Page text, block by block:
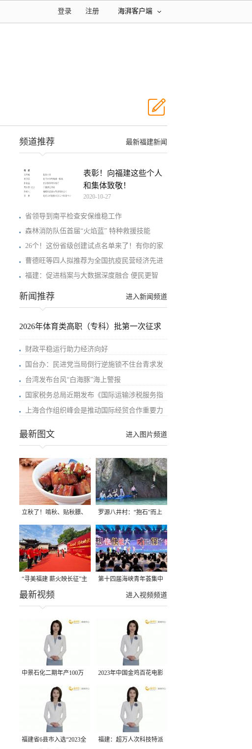
海湃客户端
注册
登录
最新福建新闻
频道推荐
表彰！向福建这些个人
和集体致敬！
2020-10-27
省领导到南平检查安保维稳工作
森林消防队伍首届“火焰蓝” 特种救援技能
26个！这份省级创建试点名单来了！有你的家
曹德旺等四人拟推荐为全国抗疫民营经济先进
福建：促进档案与大数据深度融合 便民更智
进入新闻频道
新闻推荐
2026年体育类高职（专科）批第一次征求
财政平稳运行助力经济向好
国台办：民进党当局倒行逆施锁不住台青求发
台湾发布台风“白海豚”海上警报
国家税务总局近期发布《国际运输涉税服务指
上海合作组织峰会是推动国际经贸合作重要力
进入图片频道
最新图文
立秋了！啃秋、贴秋膘、
晒秋，福建人这样过才够
味→
罗源八井村：“抱石”而上
“寻美福建 薪火映长征”主
题活动在龙岩长汀启动
第十四届海峡青年荟集中
阶段活动在福州举行
进入视频频道
最新视频
中景石化二期年产100万
吨丙烷脱氢项目建成中交
2023年中国金鸡百花电影
节有福电影巡展31日启动
福建省6县市入选“2023全 福建：超万人次科技特派